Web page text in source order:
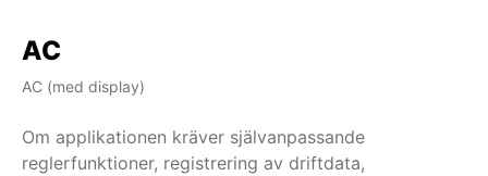
AC
AC (med display)
Om applikationen kräver självanpassande
reglerfunktioner, registrering av driftdata,